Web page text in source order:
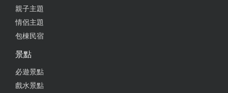
沒有華麗的裝飾，沒有很高的星星評價數，但個人覺
親子主題
情侶主題
包棟民宿
景點
必遊景點
戲水景點